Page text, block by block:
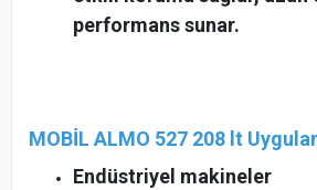
performans sunar.
MOBİL ALMO 527 208 lt
Endüstriyel makineler